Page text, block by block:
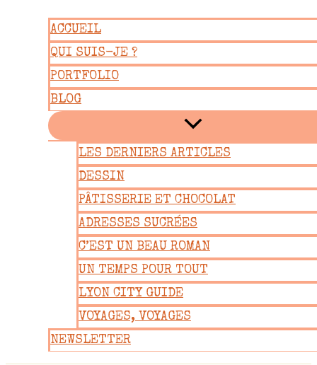
contenu
ACCUEIL
QUI SUIS-JE ?
PORTFOLIO
BLOG
LES DERNIERS ARTICLES
DESSIN
PÂTISSERIE ET CHOCOLAT
ADRESSES SUCRÉES
C’EST UN BEAU ROMAN
UN TEMPS POUR TOUT
LYON CITY GUIDE
VOYAGES, VOYAGES
NEWSLETTER